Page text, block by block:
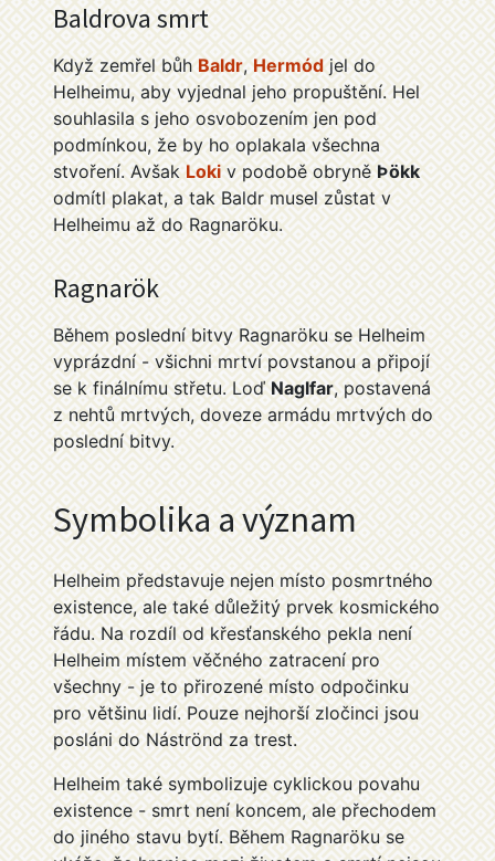
Baldrova smrt
Když zemřel bůhBaldr,Hermódjel do
Helheimu, aby vyjednal jeho propuštění. Hel
souhlasila s jeho osvobozením jen pod
podmínkou, že by ho oplakala všechna
stvoření. AvšakLokiv podobě obryněÞökk
odmítl plakat, a tak Baldr musel zůstat v
Helheimu až do Ragnaröku.
Ragnarök
Během poslední bitvy Ragnaröku se Helheim
vyprázdní - všichni mrtví povstanou a připojí
se k finálnímu střetu. LoďNaglfar, postavená
z nehtů mrtvých, doveze armádu mrtvých do
poslední bitvy.
Symbolika a význam
Helheim představuje nejen místo posmrtného
existence, ale také důležitý prvek kosmického
řádu. Na rozdíl od křesťanského pekla není
Helheim místem věčného zatracení pro
všechny - je to přirozené místo odpočinku
pro většinu lidí. Pouze nejhorší zločinci jsou
posláni do Náströnd za trest.
Helheim také symbolizuje cyklickou povahu
existence - smrt není koncem, ale přechodem
do jiného stavu bytí. Během Ragnaröku se